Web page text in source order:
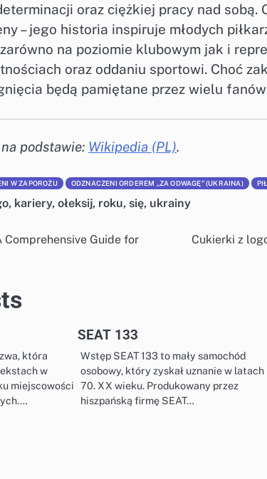
oraz ciężkiej pracy nad sobą.
– jego historia inspiruje młodych
na poziomie klubowym jak i
oraz oddaniu sportowi. Choć
będą pamiętane przez wielu
podstawie: Wikipedia (PL).
W ZAPOROŻU ODZNACZENI ORDEREM „ZA ODWAGĘ” (UKRAINA)
, kariery, ołeksij, roku, się, ukrainy
Guide for
Cukierki z
która
w
miejscowości
SEAT 133
Wstęp SEAT 133 to mały samochód
osobowy, który zyskał uznanie w latach
70. XX wieku. Produkowany przez
hiszpańską firmę SEAT…